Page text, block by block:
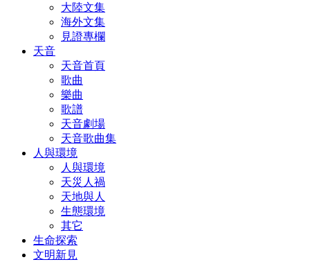
大陸文集
海外文集
見證專欄
天音
天音首頁
歌曲
樂曲
歌譜
天音劇場
天音歌曲集
人與環境
人與環境
天災人禍
天地與人
生態環境
其它
生命探索
文明新見